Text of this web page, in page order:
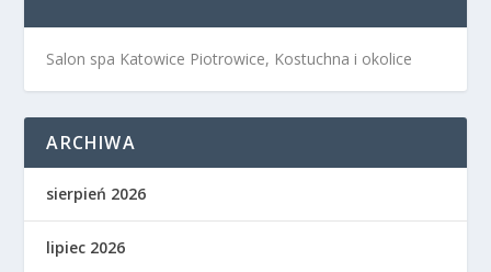
Salon spa Katowice Piotrowice, Kostuchna i okolice
ARCHIWA
sierpień 2026
lipiec 2026